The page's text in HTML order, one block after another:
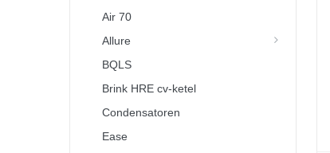
Air 70
Allure
BQLS
Brink HRE cv-ketel
Condensatoren
Ease